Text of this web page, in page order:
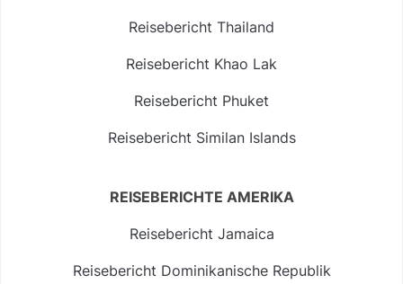
Reisebericht Thailand
Reisebericht Khao Lak
Reisebericht Phuket
Reisebericht Similan Islands
REISEBERICHTE AMERIKA
Reisebericht Jamaica
Reisebericht Dominikanische Republik